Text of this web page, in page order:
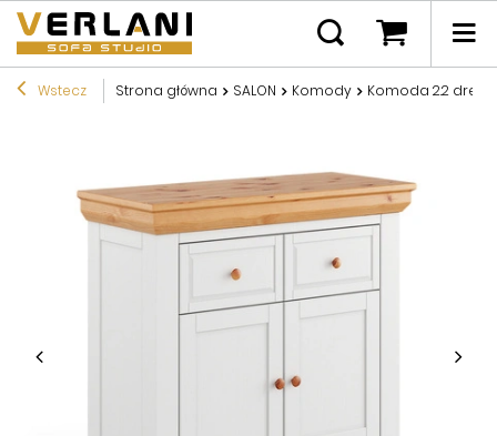
Wstecz Strona główna SALON Komody Komoda 2.2